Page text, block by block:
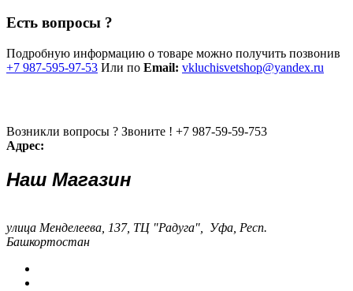
Есть вопросы ?
Подробную информацию о товаре можно получить позвонив
+7 987-595-97-53 Или по Email: vkluchisvetshop@yandex.ru
Возникли вопросы ? Звоните ! +7 987-59-59-753
Адрес:
Наш Магазин
улица Менделеева, 137, ТЦ "Радуга", Уфа, Респ.
Башкортостан